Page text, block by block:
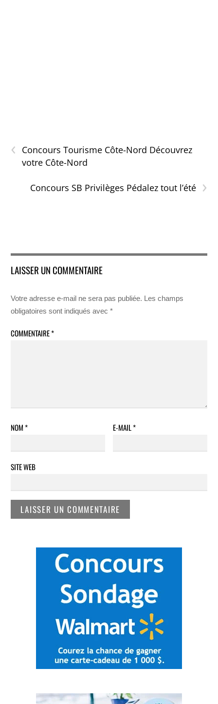
‹
Concours Tourisme Côte-Nord Découvrez
votre Côte-Nord
›
Concours SB Privilèges Pédalez tout l’été
LAISSER UN COMMENTAIRE
Votre adresse e-mail ne sera pas publiée. Les champs
obligatoires sont indiqués avec*
COMMENTAIRE*
NOM* E-MAIL*
SITE WEB